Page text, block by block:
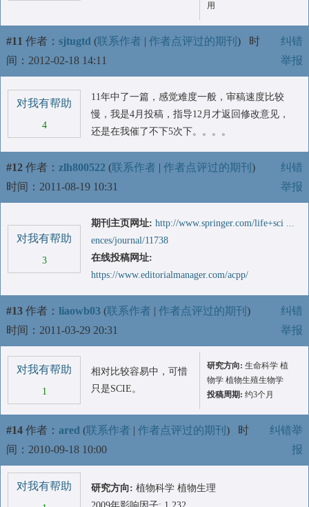
用
#11 作者： sjtugtd (联系作者 | 作者点评过的期刊 ) 时
间：2012-02-18 14:11
纠错
举报
对我有帮助
4
11年中了一篇，感觉难度一般，审稿速度比较
慢，我是4月投稿，指导12月才返回修改意见，
还是在我催了不下5次下。。。。
#12 作者： zlh800522 (联系作者 | 作者点评过的期刊 )
时间：2011-08-19 10:31
纠错
举报
对我有帮助
3
期刊主页网址: http://www.springer.com/life+sci ...
ences/journal/11738
在线投稿网址:
https://www.editorialmanager.com/acpp/
#13 作者： liaowb03 (联系作者 | 作者点评过的期刊 )
时间：2011-03-29 20:31
纠错
举报
对我有帮助
1
相对比较容易中，可惜
只是SCIE。
研究方向: 生命科学 植
物学 植物生殖生物学
投稿周期: 约3个月
#14 作者： ared (联系作者 | 作者点评过的期刊 ) 时
间：2010-09-18 10:00
纠错举
报
对我有帮助 研究方向: 植物科学 植物生理